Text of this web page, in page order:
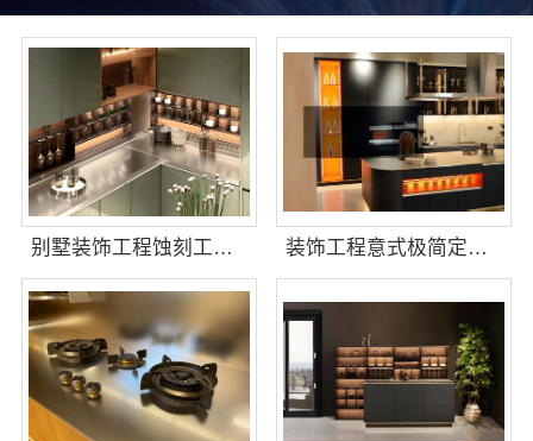
别墅装饰工程蚀刻工艺多少钱，江苏东钢金属家居 装饰工程意式极简定制厂家，华居不锈钢演绎